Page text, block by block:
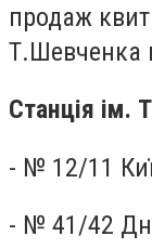
продаж
Т.Шевченка
Станція ім.
- № 12/11
- № 41/42